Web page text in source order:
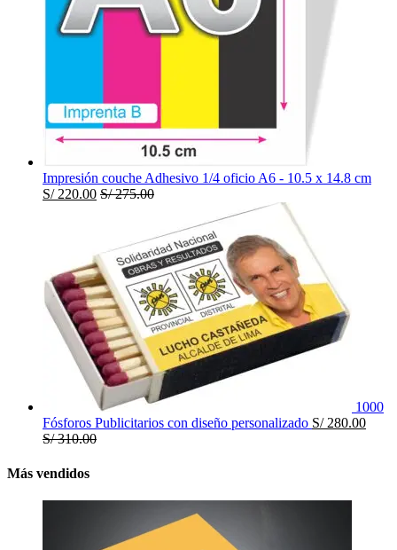
Impresión couche Adhesivo 1/4 oficio A6 - 10.5 x 14.8 cm
S/220.00 S/275.00
1000
Fósforos Publicitarios con diseño personalizado S/280.00
S/310.00
Más vendidos